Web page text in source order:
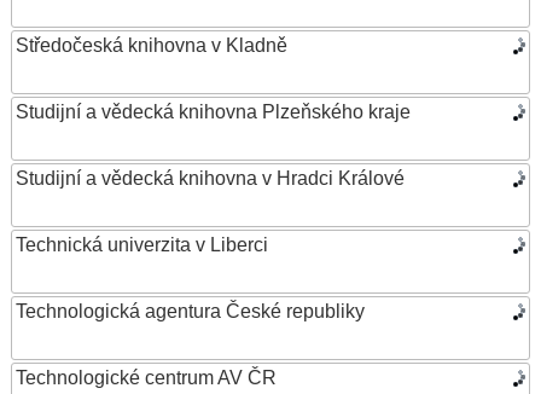
Středočeská knihovna v Kladně
Studijní a vědecká knihovna Plzeňského kraje
Studijní a vědecká knihovna v Hradci Králové
Technická univerzita v Liberci
Technologická agentura České republiky
Technologické centrum AV ČR